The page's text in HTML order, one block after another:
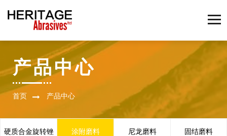
产品中心
首页 产品中心
硬质合金旋转锉 涂附磨料 尼龙磨料 固结磨料